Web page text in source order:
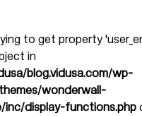
to get property
in
blog.vidusa.com/wp-
wonderwall-
inc/display-functions.php